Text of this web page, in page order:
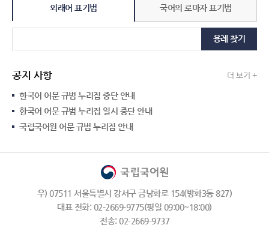
외래어 표기법 국어의 로마자 표기법
용례 찾기
공지 사항 더 보기 +
한국어 어문 규범 누리집 중단 안내
한국어 어문 규범 누리집 일시 중단 안내
국립국어원 어문 규범 누리집 안내
우) 07511 서울특별시 강서구 금낭화로 154(방화3동 827)
대표 전화: 02-2669-9775(평일 09:00~18:00)
전송: 02-2669-9737